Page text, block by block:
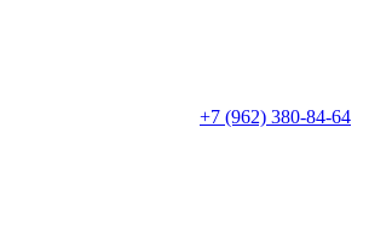
+7 (962) 380-84-64